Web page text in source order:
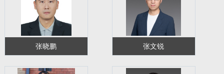
张晓鹏 张文锐